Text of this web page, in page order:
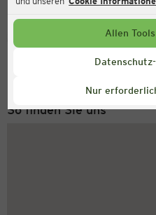
Allen
Nur
Service Hotline
+49 (0) 2546 / 98
So finden Sie uns